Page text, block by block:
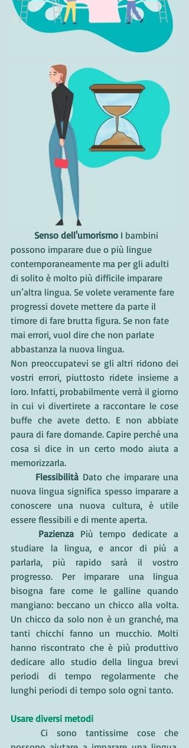
Senso dell'umorismo I bambini
possono imparare due o più lingue
contemporaneamente ma per gli adulti
di solito è molto più difficile imparare
un’altra lingua. Se volete veramente fare
progressi dovete mettere da parte il
timore di fare brutta figura. Se non fate
mai errori, vuol dire che non parlate
abbastanza la nuova lingua.
Non preoccupatevi se gli altri ridono dei
vostri errori, piuttosto ridete insieme a
loro. Infatti, probabilmente verrà il giorno
in cui vi divertirete a raccontare le cose
buffe che avete detto. E non abbiate
paura di fare domande. Capire perché una
cosa si dice in un certo modo aiuta a
memorizzarla.
Flessibilità Dato che imparare una
nuova lingua significa spesso imparare a
conoscere una nuova cultura, è utile
essere flessibili e di mente aperta.
Pazienza Più tempo dedicate a
studiare la lingua, e ancor di più a
parlarla, più rapido sarà il vostro
progresso. Per imparare una lingua
bisogna fare come le galline quando
mangiano: beccano un chicco alla volta.
Un chicco da solo non è un granché, ma
tanti chicchi fanno un mucchio. Molti
hanno riscontrato che è più produttivo
dedicare allo studio della lingua brevi
periodi di tempo regolarmente che
lunghi periodi di tempo solo ogni tanto.
Usare diversi metodi